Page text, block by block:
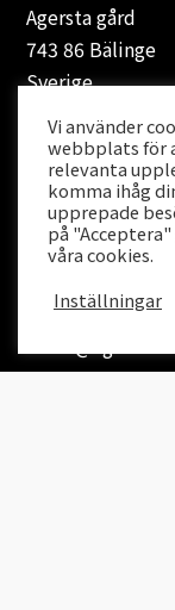
Agersta gård
743 86 Bälinge
Sverige
Ridcenter
0704 – 981 680
rida@agersta.nu
Ridshop & e-
018-357200
Vi använder
webbplats för
relevanta
komma ihåg
upprepade
på
våra cookies.
Inställningar
Stall och
Stängsel och box
Varukorg
Kassan
Mitt konto